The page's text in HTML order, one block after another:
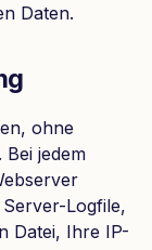
Daten.
ohne
jedem
Logfile,
Datei, Ihre IP-